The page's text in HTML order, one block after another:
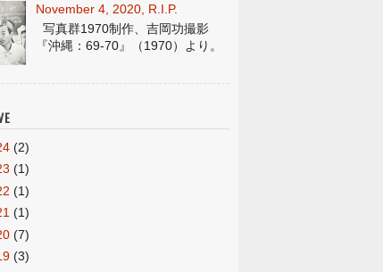
November 4, 2020, R.I.P.
写真群1970制作、吉岡功撮影
『沖縄：69-70』（1970）より。
(2)
(1)
(1)
(1)
(7)
(3)